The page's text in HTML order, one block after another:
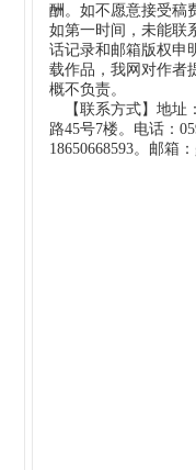
酬。如不愿意接受稿
如第一时间，未能联
话记录和邮箱版权申
载作品，我网对作者
概不负责。
【联系方式】地址
路45号7楼。电话：
18650668593。邮箱